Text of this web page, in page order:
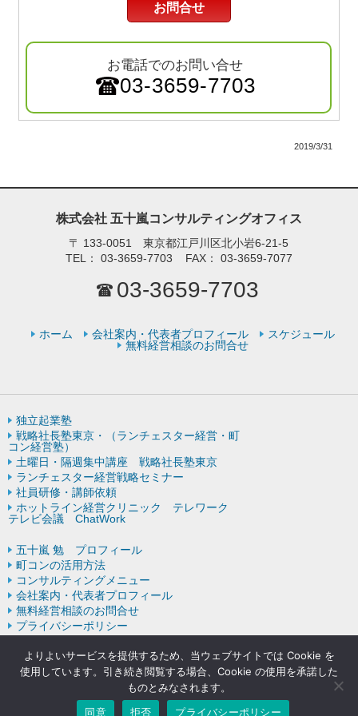
お問合せ
お電話でのお問い合せ
03-3659-7703
2019/3/31
株式会社 五十嵐コンサルティングオフィス
〒 133-0051 東京都江戸川区北小岩6-21-5
TEL：
03-3659-7703 FAX： 03-3659-7077
03-3659-7703
ホーム 会社案内・代表者プロフィール
スケジュール
無料経営相談のお問合せ
独立起業塾
戦略社長塾東京・（ランチェスター経営・町
コン経営塾）
土曜日・隔週集中講座 戦略社長塾東京
ランチェスター経営戦略セミナー
社員研修・講師依頼
ホットライン経営クリニック テレワーク
テレビ会議 ChatWork
五十嵐 勉 プロフィール
町コンの活用方法
コンサルティングメニュー
会社案内・代表者プロフィール
無料経営相談のお問合せ
プライバシーポリシー
Copyright © ランチェスターの法則を学ぶなら五十嵐コンサルティン
グオフィス All rights resereved.
よりよいサービスを提供するため、当ウェブサイトでは Cookie を
使用しています。引き続き閲覧する場合、Cookie の使用を承諾した
ものとみなされます。
同意
拒否 プライバシーポリシー